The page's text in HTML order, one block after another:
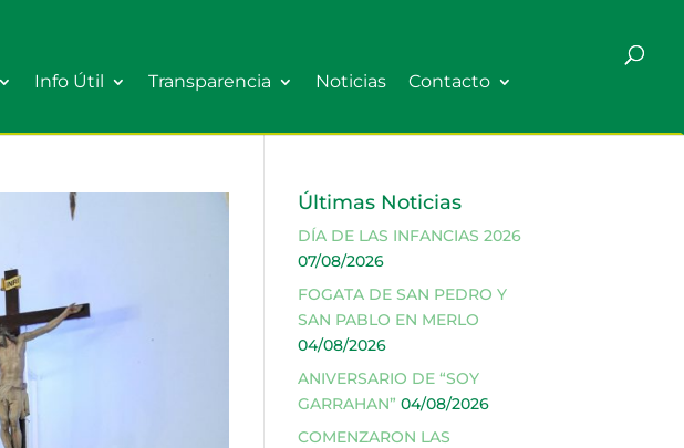
Info Útil Transparencia Noticias Contacto
Últimas Noticias
DÍA DE LAS INFANCIAS 2026
07/08/2026
FOGATA DE SAN PEDRO Y
SAN PABLO EN MERLO
04/08/2026
ANIVERSARIO DE “SOY
GARRAHAN” 04/08/2026
COMENZARON LAS